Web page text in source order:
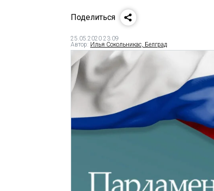
Поделиться
25.05.2020 23:09
Автор: Илья Сокольникас, Белград